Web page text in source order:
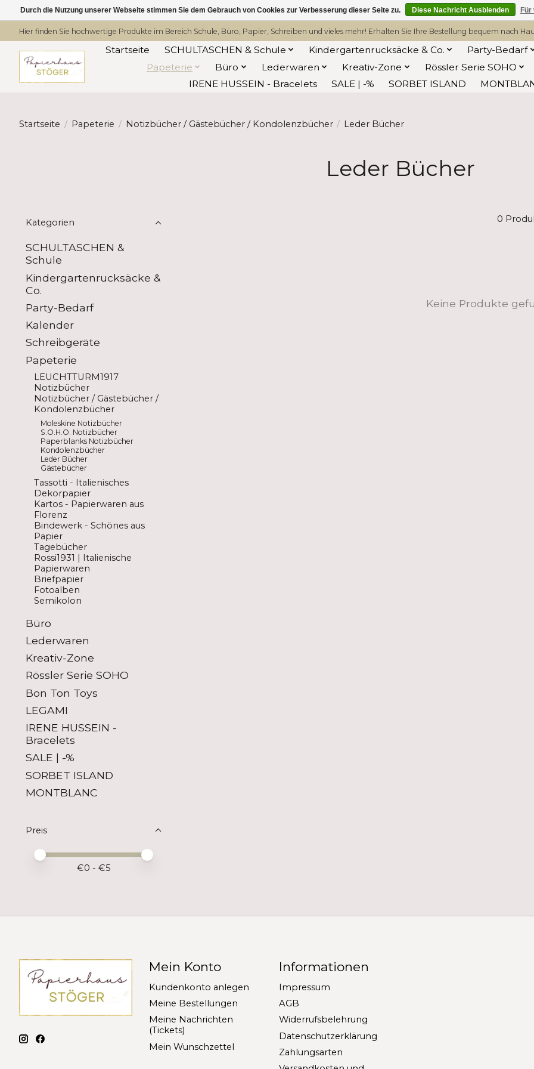
Hier finden Sie hochwertige Produkte im Bereich Schule, Büro, Papier, Schreiben und vieles mehr! Erhalten Sie Ihre Bestellung bequem nach
Startseite SCHULTASCHEN & Schule Kindergartenrucksäcke & Co. Party-Bedarf
Papeterie
Büro Lederwaren Kreativ-Zone Rössler Serie SOHO
IRENE HUSSEIN - Bracelets
SALE | -% SORBET ISLAND
Startseite / Papeterie / Notizbücher / Gästebücher / Kondolenzbücher / Leder Bücher
Leder Bücher
Kategorien
SCHULTASCHEN &
Schule
Kindergartenrucksäcke &
Co.
Party-Bedarf
Kalender
Schreibgeräte
Papeterie
LEUCHTTURM1917
Notizbücher
Notizbücher / Gästebücher /
Kondolenzbücher
Moleskine Notizbücher
S.O.H.O. Notizbücher
Paperblanks Notizbücher
Kondolenzbücher
Leder Bücher
Gästebücher
Tassotti - Italienisches
Dekorpapier
Kartos - Papierwaren aus
Florenz
Bindewerk - Schönes aus
Papier
Tagebücher
Rossi1931 | Italienische
Papierwaren
Briefpapier
Fotoalben
Semikolon
Büro
Lederwaren
Kreativ-Zone
Rössler Serie SOHO
Bon Ton Toys
LEGAMI
IRENE HUSSEIN -
Bracelets
SALE | -%
SORBET ISLAND
MONTBLANC
Preis
Preis – Mindestwert
Price maximum value
€0 - €5
0
Keine Produkte
Mein Konto
Kundenkonto anlegen
Meine Bestellungen
Meine Nachrichten
(Tickets)
Mein Wunschzettel
Informationen
Impressum
AGB
Widerrufsbelehrung
Datenschutzerklärung
Zahlungsarten
Durch die Nutzung unserer Webseite stimmen Sie dem Gebrauch von Cookies zur Verbesserung dieser Seite zu. Diese Nachricht Ausblenden